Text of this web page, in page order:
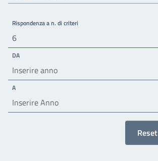
Rispondenza a n. di criteri
6
DA
A
Reset